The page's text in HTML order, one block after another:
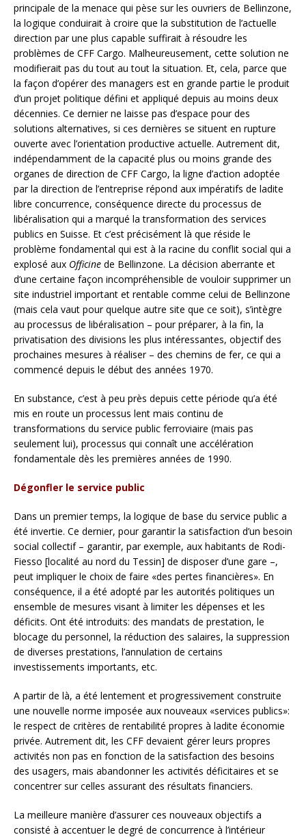
principale de la menace qui pèse sur les ouvriers de Bellinzone,
la logique conduirait à croire que la substitution de l’actuelle
direction par une plus capable suffirait à résoudre les
problèmes de CFF Cargo. Malheureusement, cette solution ne
modifierait pas du tout au tout la situation. Et, cela, parce que
la façon d’opérer des managers est en grande partie le produit
d’un projet politique défini et appliqué depuis au moins deux
décennies. Ce dernier ne laisse pas d’espace pour des
solutions alternatives, si ces dernières se situent en rupture
ouverte avec l’orientation productive actuelle. Autrement dit,
indépendamment de la capacité plus ou moins grande des
organes de direction de CFF Cargo, la ligne d’action adoptée
par la direction de l’entreprise répond aux impératifs de ladite
libre concurrence, conséquence directe du processus de
libéralisation qui a marqué la transformation des services
publics en Suisse. Et c’est précisément là que réside le
problème fondamental qui est à la racine du conflit social qui a
explosé aux Officine de Bellinzone. La décision aberrante et
d’une certaine façon incompréhensible de vouloir supprimer un
site industriel important et rentable comme celui de Bellinzone
(mais cela vaut pour quelque autre site que ce soit), s’intègre
au processus de libéralisation – pour préparer, à la fin, la
privatisation des divisions les plus intéressantes, objectif des
prochaines mesures à réaliser – des chemins de fer, ce qui a
commencé depuis le début des années 1970.
En substance, c’est à peu près depuis cette période qu’a été
mis en route un processus lent mais continu de
transformations du service public ferroviaire (mais pas
seulement lui), processus qui connaît une accélération
fondamentale dès les premières années de 1990.
Dégonfler le service public
Dans un premier temps, la logique de base du service public a
été invertie. Ce dernier, pour garantir la satisfaction d’un besoin
social collectif – garantir, par exemple, aux habitants de Rodi-
Fiesso [localité au nord du Tessin] de disposer d’une gare –,
peut impliquer le choix de faire «des pertes financières». En
conséquence, il a été adopté par les autorités politiques un
ensemble de mesures visant à limiter les dépenses et les
déficits. Ont été introduits: des mandats de prestation, le
blocage du personnel, la réduction des salaires, la suppression
de diverses prestations, l’annulation de certains
investissements importants, etc.
A partir de là, a été lentement et progressivement construite
une nouvelle norme imposée aux nouveaux «services publics»:
le respect de critères de rentabilité propres à ladite économie
privée. Autrement dit, les CFF devaient gérer leurs propres
activités non pas en fonction de la satisfaction des besoins
des usagers, mais abandonner les activités déficitaires et se
concentrer sur celles assurant des résultats financiers.
La meilleure manière d’assurer ces nouveaux objectifs a
consisté à accentuer le degré de concurrence à l’intérieur